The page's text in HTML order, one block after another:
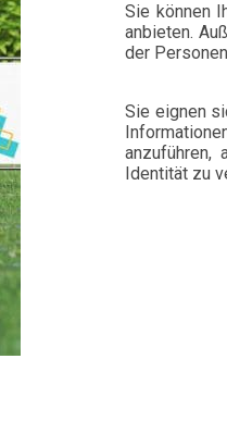
Sie können
anbieten.
der
Sie eignen
anzuführen,
Identität zu